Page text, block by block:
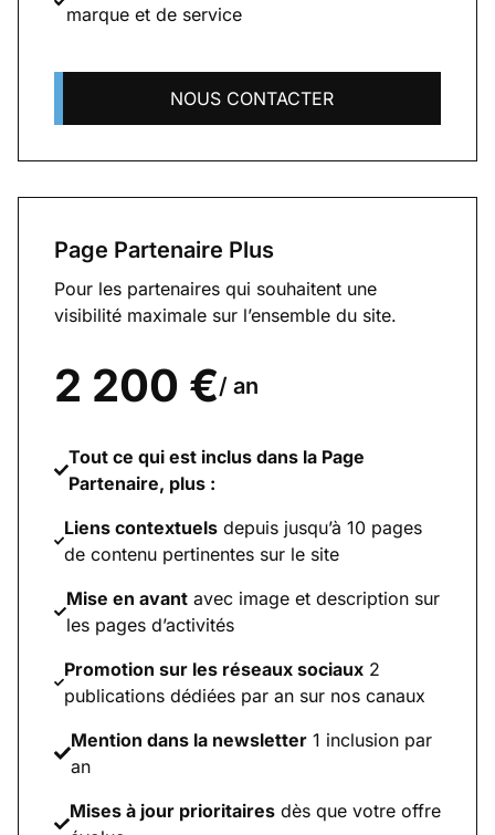
marque et de service
NOUS CONTACTER
Page Partenaire Plus
Pour les partenaires qui souhaitent une
visibilité maximale sur l’ensemble du site.
2 200 €/ an
Tout ce qui est inclus dans la Page
Partenaire, plus :
Liens contextuels depuis jusqu’à 10 pages
de contenu pertinentes sur le site
Mise en avantavec image et description sur
les pages d’activités
Promotion sur les réseaux sociaux2
publications dédiées par an sur nos canaux
Mention dans la newsletter 1 inclusion par
an
Mises à jour prioritairesdès que votre offre